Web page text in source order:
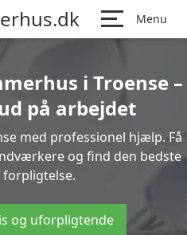
Menu
i Troense –
på arbejdet
med professionel hjælp. Få
og find den bedste
og uforpligtende